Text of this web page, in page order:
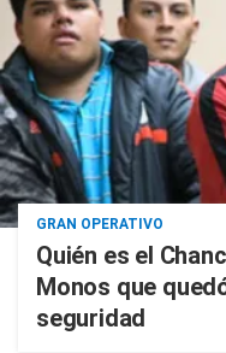
GRAN OPERATIVO
Quién es el
Monos que
seguridad